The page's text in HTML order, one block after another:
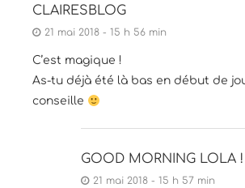
CLAIRESBLOG
21 mai 2018 - 15 h 56 min
C’est magique !
As-tu déjà été là bas en début de
conseille
GOOD MORNING LOLA !
21 mai 2018 - 15 h 57 min